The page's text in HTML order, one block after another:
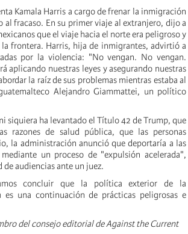
Kamala Harris a cargo de frenar la inmigración
al fracaso. En su primer viaje al extranjero, dijo a
que el viaje hacia el norte era peligroso y
frontera. Harris, hija de inmigrantes, advirtió a
por la violencia: "No vengan. No vengan.
aplicando nuestras leyes y asegurando nuestras
la raíz de sus problemas mientras estaba al
Alejandro Giammattei, un político
siquiera ha levantado el Título 42 de Trump, que
razones de salud pública, que las personas
la administración anunció que deportaría a las
un proceso de "expulsión acelerada",
audiencias ante un juez.
concluir que la política exterior de la
es una continuación de prácticas peligrosas e
del consejo editorial de Against the Current